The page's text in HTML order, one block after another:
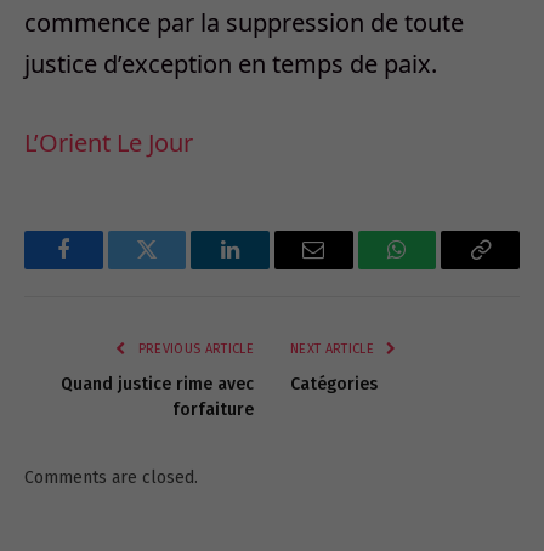
commence par la suppression de toute
justice d’exception en temps de paix.
L’Orient Le Jour
FacebookTwitter LinkedInEmail WhatsAppCopy
PREVIOUS ARTICLE
Quand justice rime avec
forfaiture
NEXT ARTICLE
Catégories
Comments are closed.